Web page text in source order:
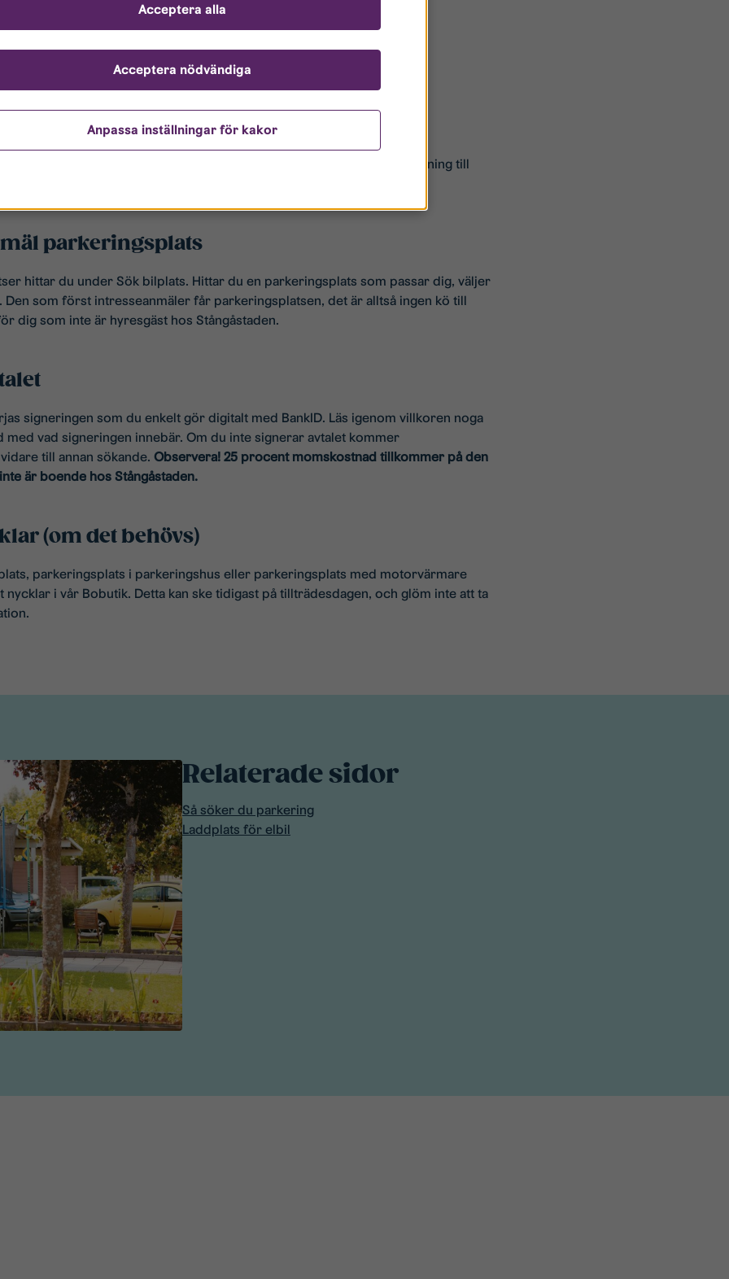
parkeringsplats som inte är
Stångåstaden
i vår kö
i vår bostadskö måste du först registrera dig där för att få en inloggning till
parkeringsplats
hittar du under Sök bilplats. Hittar du en parkeringsplats som passar dig, väljer
Den som först intresseanmäler får parkeringsplatsen, det är alltså ingen kö till
dig som inte är hyresgäst hos Stångåstaden.
signeringen som du enkelt gör digitalt med BankID. Läs igenom villkoren noga
med vad signeringen innebär. Om du inte signerar avtalet kommer
till annan sökande. Observera! 25 procent momskostnad tillkommer på den
är boende hos Stångåstaden.
(om det behövs)
parkeringsplats i parkeringshus eller parkeringsplats med motorvärmare
nycklar i vår Bobutik. Detta kan ske tidigast på tillträdesdagen, och glöm inte att ta
Relaterade sidor
Så söker du parkering
Laddplats för elbil
Anpassa inställningar för kakor
Acceptera nödvändiga
Acceptera alla